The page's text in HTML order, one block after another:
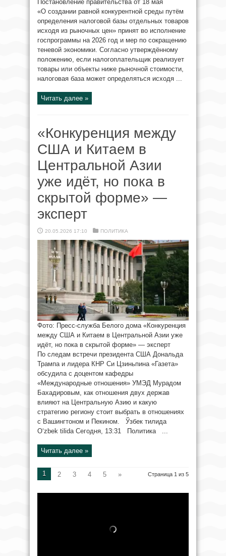
Постановление правительства от 18 мая
«О создании равной конкурентной среды путём
определения налоговой базы отдельных товаров
исходя из рыночных цен» принят во исполнение
госпрограммы на 2026 год и мер по сокращению
теневой экономики. Согласно утверждённому
положению, если налогоплательщик реализует
товары или объекты ниже рыночной стоимости,
налоговая база может определяться исходя ...
Читать далее »
«Конкуренция между
США и Китаем в
Центральной Азии
уже идёт, но пока в
скрытой форме» —
эксперт
20.05.2026 17:10 ПОЛИТИКА
Фото: Пресс-служба Белого дома «Конкуренция
между США и Китаем в Центральной Азии уже
идёт, но пока в скрытой форме» — эксперт
По следам встречи президента США Дональда
Трампа и лидера КНР Си Цзиньпина «Газета»
обсудила с доцентом кафедры
«Международные отношения» УМЭД Мурадом
Бахадировым, как отношения двух держав
влияют на Центральную Азию и какую
стратегию региону стоит выбрать в отношениях
с Вашингтоном и Пекином. Ўзбек тилида
O‘zbek tilida Сегодня, 13:31 Политика ...
Читать далее »
Страница 1 из 5
1 2 3 4 5 »